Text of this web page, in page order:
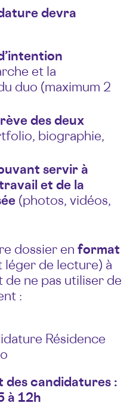
devra
et la
duo (maximum 2
des deux
biographie,
servir à
et de la
(photos, vidéos,
dossier en format
léger de lecture) à
de ne pas utiliser de
:
Résidence
des candidatures :
à 12h